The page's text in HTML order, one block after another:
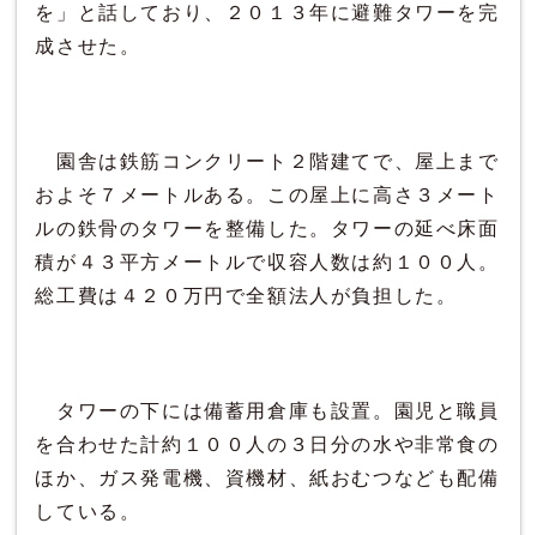
を」と話しており、２０１３年に避難タワーを完
成させた。
園舎は鉄筋コンクリート２階建てで、屋上まで
およそ７メートルある。この屋上に高さ３メート
ルの鉄骨のタワーを整備した。タワーの延べ床面
積が４３平方メートルで収容人数は約１００人。
総工費は４２０万円で全額法人が負担した。
タワーの下には備蓄用倉庫も設置。園児と職員
を合わせた計約１００人の３日分の水や非常食の
ほか、ガス発電機、資機材、紙おむつなども配備
している。